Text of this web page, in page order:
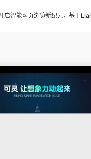
启智能网页浏览新纪元，基于